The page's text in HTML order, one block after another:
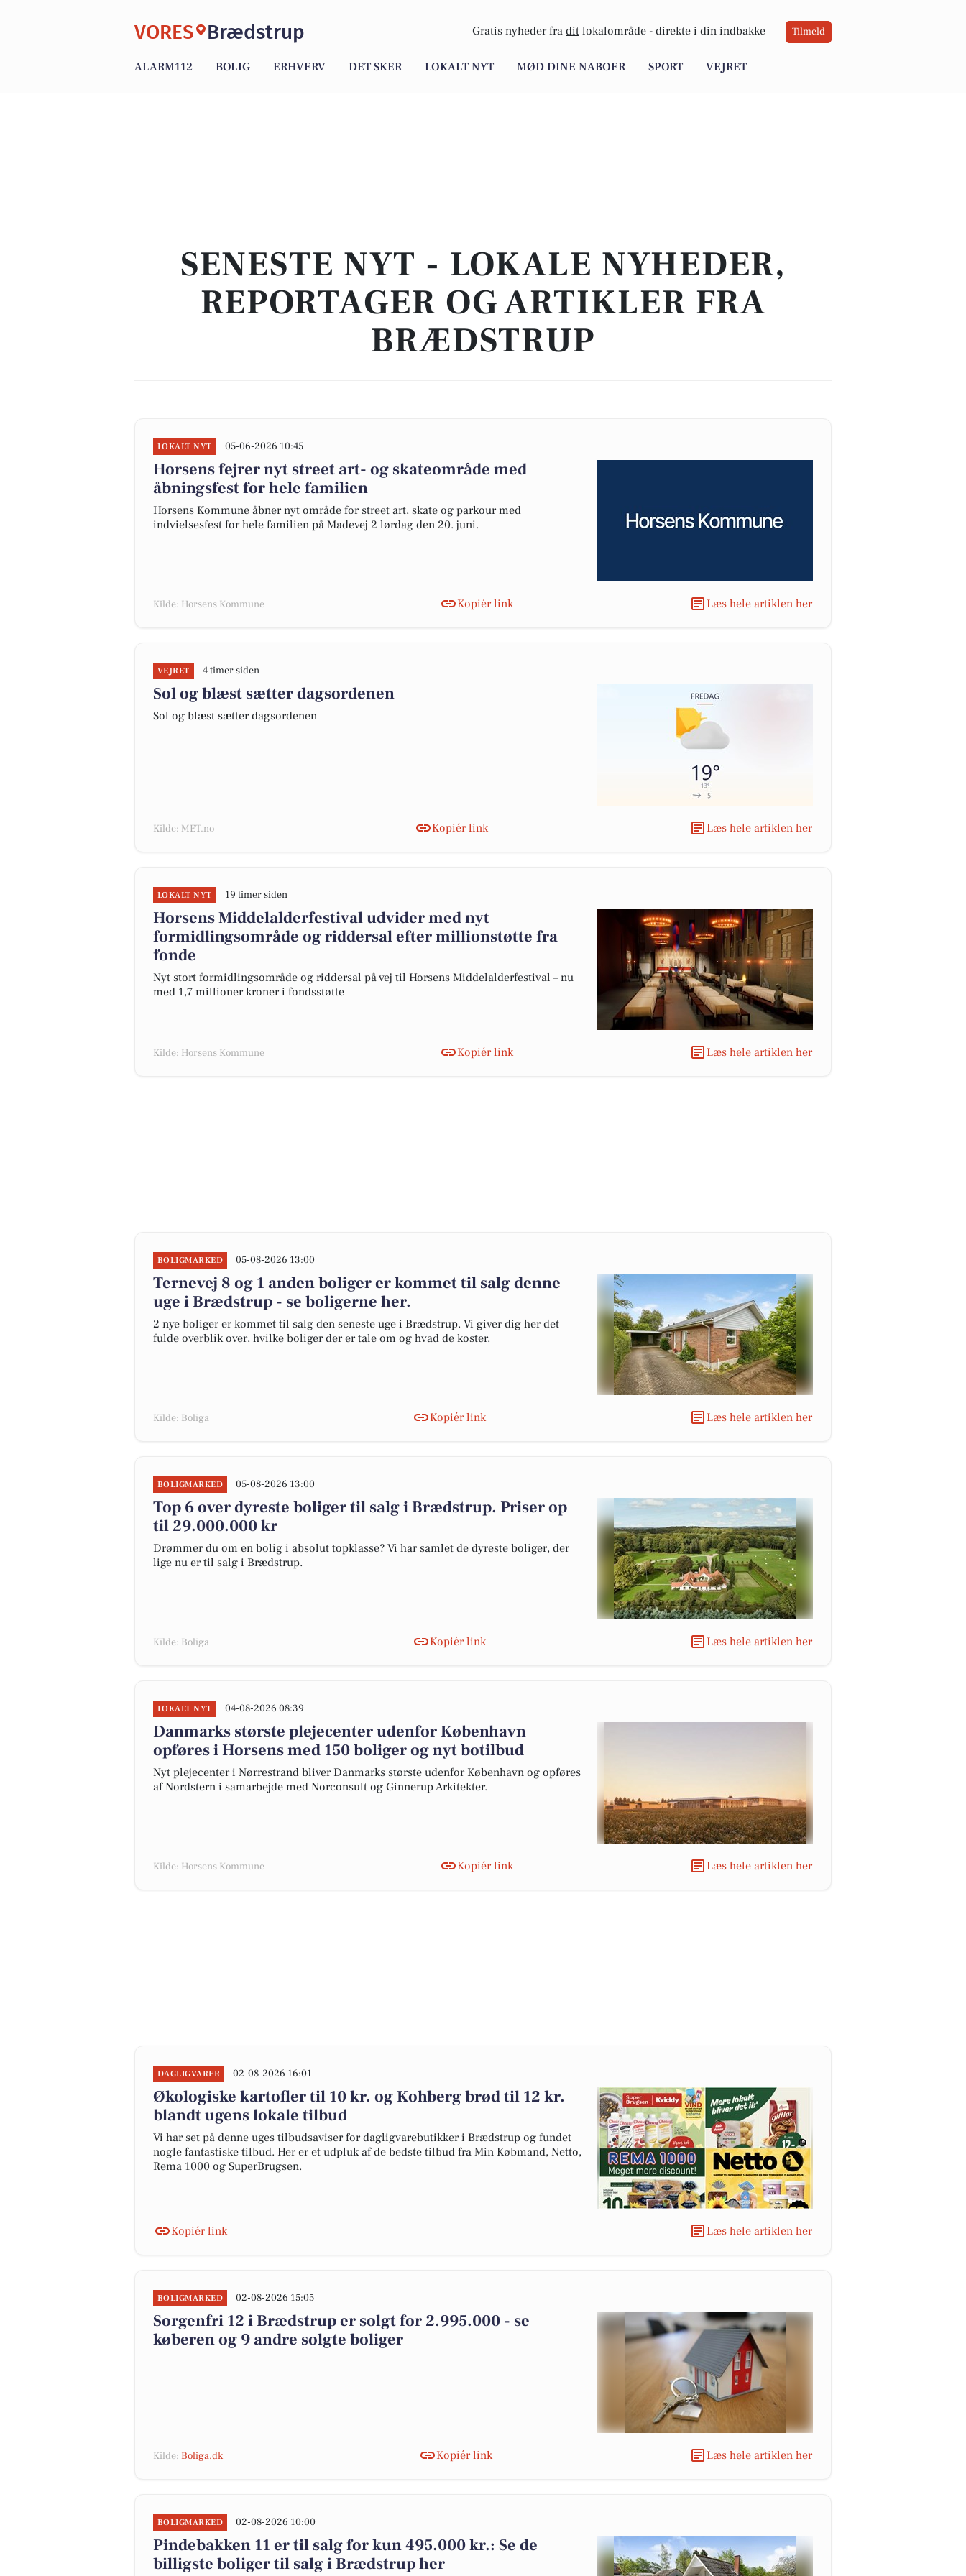
VORES Brædstrup Gratis nyheder fra dit lokalområde - direkte i din indbakke Tilmeld
ALARM112 BOLIG ERHVERV DET SKER LOKALT NYT MØD DINE NABOER SPORT VEJRET
SENESTE NYT - LOKALE NYHEDER,
REPORTAGER OG ARTIKLER FRA
BRÆDSTRUP
LOKALT NYT 05-06-2026 10:45
Horsens fejrer nyt street art- og skateområde med
åbningsfest for hele familien
Horsens Kommune åbner nyt område for street art, skate og parkour med
indvielsesfest for hele familien på Madevej 2 lørdag den 20. juni.
Kilde: Horsens Kommune Kopiér link Læs hele artiklen her
VEJRET 4 timer siden
Sol og blæst sætter dagsordenen
Sol og blæst sætter dagsordenen
Kilde: MET.no Kopiér link Læs hele artiklen her
LOKALT NYT 19 timer siden
Horsens Middelalderfestival udvider med nyt
formidlingsområde og riddersal efter millionstøtte fra
fonde
Nyt stort formidlingsområde og riddersal på vej til Horsens Middelalderfestival – nu
med 1,7 millioner kroner i fondsstøtte
Kilde: Horsens Kommune Kopiér link Læs hele artiklen her
BOLIGMARKED 05-08-2026 13:00
Ternevej 8 og 1 anden boliger er kommet til salg denne
uge i Brædstrup - se boligerne her.
2 nye boliger er kommet til salg den seneste uge i Brædstrup. Vi giver dig her det
fulde overblik over, hvilke boliger der er tale om og hvad de koster.
Kilde: Boliga Kopiér link Læs hele artiklen her
BOLIGMARKED 05-08-2026 13:00
Top 6 over dyreste boliger til salg i Brædstrup. Priser op
til 29.000.000 kr
Drømmer du om en bolig i absolut topklasse? Vi har samlet de dyreste boliger, der
lige nu er til salg i Brædstrup.
Kilde: Boliga Kopiér link Læs hele artiklen her
LOKALT NYT 04-08-2026 08:39
Danmarks største plejecenter udenfor København
opføres i Horsens med 150 boliger og nyt botilbud
Nyt plejecenter i Nørrestrand bliver Danmarks største udenfor København og opføres
af Nordstern i samarbejde med Norconsult og Ginnerup Arkitekter.
Kilde: Horsens Kommune Kopiér link Læs hele artiklen her
DAGLIGVARER 02-08-2026 16:01
Økologiske kartofler til 10 kr. og Kohberg brød til 12 kr.
blandt ugens lokale tilbud
Vi har set på denne uges tilbudsaviser for dagligvarebutikker i Brædstrup og fundet
nogle fantastiske tilbud. Her er et udpluk af de bedste tilbud fra Min Købmand, Netto,
Rema 1000 og SuperBrugsen.
Kopiér link Læs hele artiklen her
BOLIGMARKED 02-08-2026 15:05
Sorgenfri 12 i Brædstrup er solgt for 2.995.000 - se
køberen og 9 andre solgte boliger
Kilde: Boliga.dk Kopiér link Læs hele artiklen her
BOLIGMARKED 02-08-2026 10:00
Pindebakken 11 er til salg for kun 495.000 kr.: Se de
billigste boliger til salg i Brædstrup her